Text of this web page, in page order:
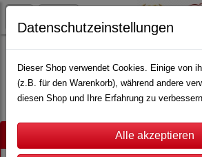
Neu im Shop
Carrera Carrera Hybrid
Datenschutzeinstellungen
Dieser Shop verwendet Cookies. Einige von
(z.B. für den Warenkorb), während andere
diesen Shop und Ihre Erfahrung zu